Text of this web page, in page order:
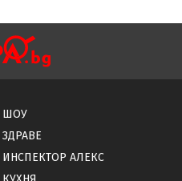
ШОУ
ЗДРАВЕ
ИНСПЕКТОР АЛЕКС